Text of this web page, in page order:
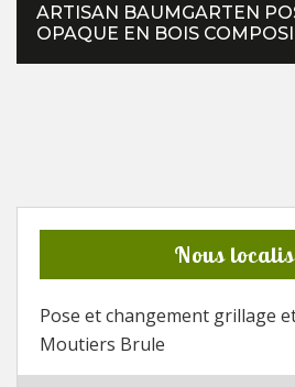
ARTISAN BAUMGARTEN
OPAQUE EN BOIS
Nous
Pose et changement grillage
Moutiers Brule